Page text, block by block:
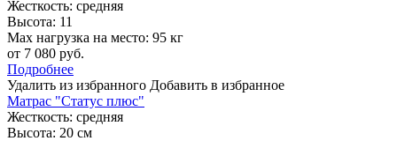
Жесткость: средняя
Высота: 11
Max нагрузка на место: 95 кг
от 7 080 руб.
Подробнее
Удалить из избранного Добавить в избранное
Матрас "Статус плюс"
Жесткость: средняя
Высота: 20 см